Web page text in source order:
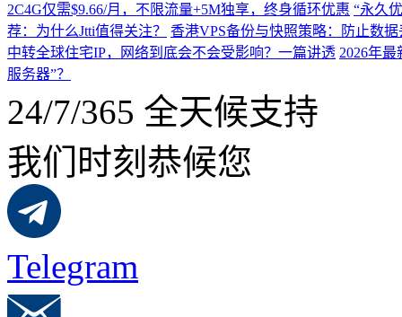
2C4G仅需$9.66/月，不限流量+5M独享，终身循环优惠 “永久
荐：为什么Jtti值得关注？
香港VPS备份与快照策略：防止数
中转全球住宅IP，网络到底会不会受影响？一篇讲透 2026年
服务器”？
24/7/365 全天候支持
我们时刻恭候您
Telegram